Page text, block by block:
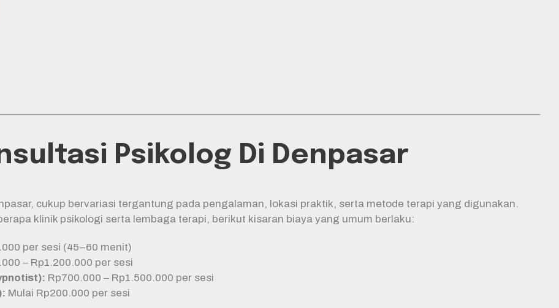
Psikolog Di Denpasar
cukup bervariasi tergantung pada pengalaman, lokasi praktik, serta metode terapi yang digunakan.
klinik psikologi serta lembaga terapi, berikut kisaran biaya yang umum berlaku:
per sesi (45–60 menit)
– Rp1.200.000 per sesi
Rp700.000 – Rp1.500.000 per sesi
Mulai Rp200.000 per sesi